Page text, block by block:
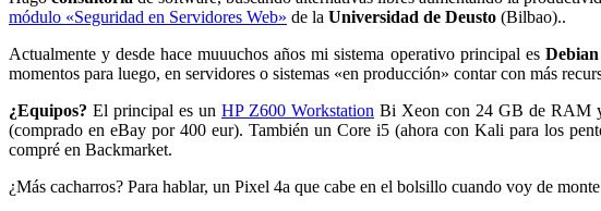
módulo «Seguridad en Servidores Web» de la Universidad de Deusto (Bilbao)..
Actualmente y desde hace muuuchos años mi sistema operativo principal es
momentos para luego, en servidores o sistemas «en producción» contar con más
¿Equipos? El principal es un HP Z600 Workstation Bi Xeon con 24 GB de RAM
(comprado en eBay por 400 eur). También un Core i5 (ahora con Kali para los
compré en Backmarket.
¿Más cacharros? Para hablar, un Pixel 4a que cabe en el bolsillo cuando voy de